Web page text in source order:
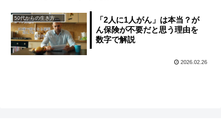
50代からの生き方とお金
「2人に1人がん」は本当？が
ん保険が不要だと思う理由を
数字で解説
2026.02.26